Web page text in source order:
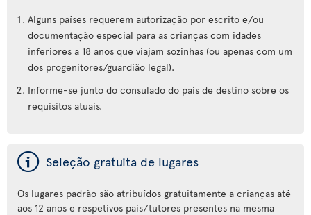
Alguns países requerem autorização por escrito e/ou
documentação especial para as crianças com idades
inferiores a 18 anos que viajam sozinhas (ou apenas com um
dos progenitores/guardião legal).
Informe-se junto do consulado do país de destino sobre os
requisitos atuais.
ý Seleção gratuita de lugares
Os lugares padrão são atribuídos gratuitamente a crianças até
aos 12 anos e respetivos pais/tutores presentes na mesma